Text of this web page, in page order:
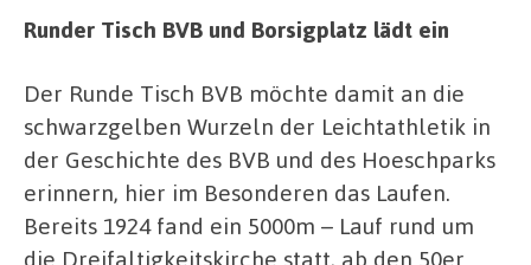
Runder Tisch BVB und Borsigplatz lädt ein
Der Runde Tisch BVB möchte damit an die
schwarzgelben Wurzeln der Leichtathletik in
der Geschichte des BVB und des Hoeschparks
erinnern, hier im Besonderen das Laufen.
Bereits 1924 fand ein 5000m – Lauf rund um
die Dreifaltigkeitskirche statt, ab den 50er